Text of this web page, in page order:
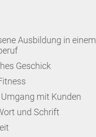
Ausbildung in einem
Geschick
mit Kunden
und Schrift